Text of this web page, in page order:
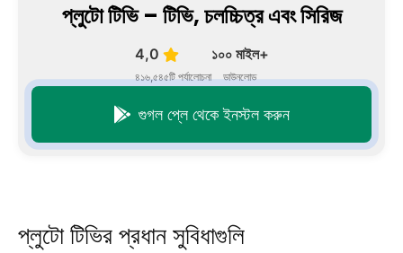
প্লুটো টিভি – টিভি, চলচ্চিত্র এবং সিরিজ
4,0
৪১৬,৫৪৫টি পর্যালোচনা
১০০ মাইল+
ডাউনলোড
গুগল প্লে থেকে ইনস্টল করুন
প্লুটো টিভির প্রধান সুবিধাগুলি